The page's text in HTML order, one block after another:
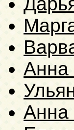
Анна
Анна